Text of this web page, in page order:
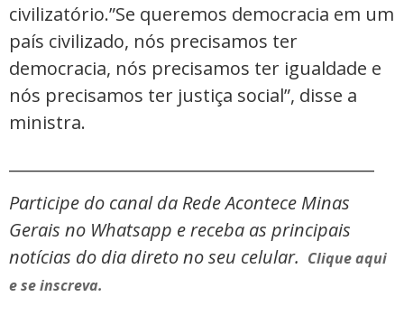
civilizatório.”Se queremos democracia em um
país civilizado, nós precisamos ter
democracia, nós precisamos ter igualdade e
nós precisamos ter justiça social”, disse a
ministra.
Participe do canal da Rede Acontece Minas
Gerais no Whatsapp e receba as principais
notícias do dia direto no seu celular. Clique aqui
e se inscreva.